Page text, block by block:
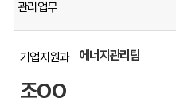
관리업무
기업지원과 에너지관리팀
조OO